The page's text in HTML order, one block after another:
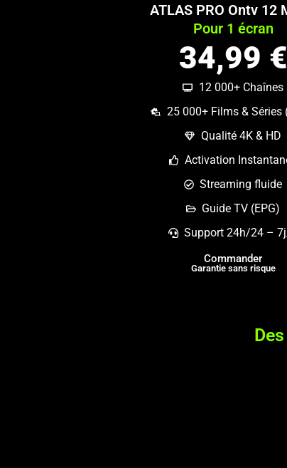
ATLAS PRO Ontv 12
Pour 1 écran
34,99 €
12 000+ Chaînes
25 000+ Films & Séries
Qualité 4K & HD
Activation
Streaming fluide
Guide TV (EPG)
Support 24h/24 –
Commander
Garantie sans risque